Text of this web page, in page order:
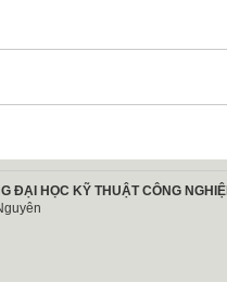
ĐẠI HỌC KỸ THUẬT CÔNG